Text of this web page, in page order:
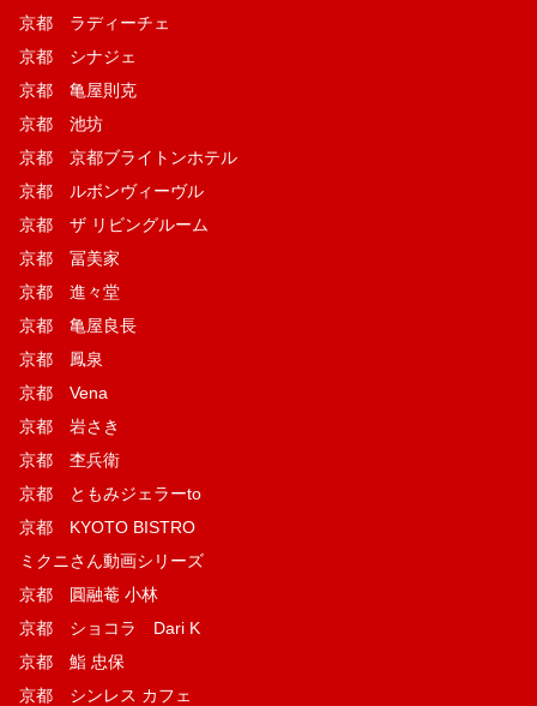
京都 ラディーチェ
京都 シナジェ
京都 亀屋則克
京都 池坊
京都 京都ブライトンホテル
京都 ルボンヴィーヴル
京都 ザ リビングルーム
京都 冨美家
京都 進々堂
京都 亀屋良長
京都 鳳泉
京都 Vena
京都 岩さき
京都 杢兵衛
京都 ともみジェラーto
京都 KYOTO BISTRO
ミクニさん動画シリーズ
京都 圓融菴 小林
京都 ショコラ Dari K
京都 鮨 忠保
京都 シンレス カフェ